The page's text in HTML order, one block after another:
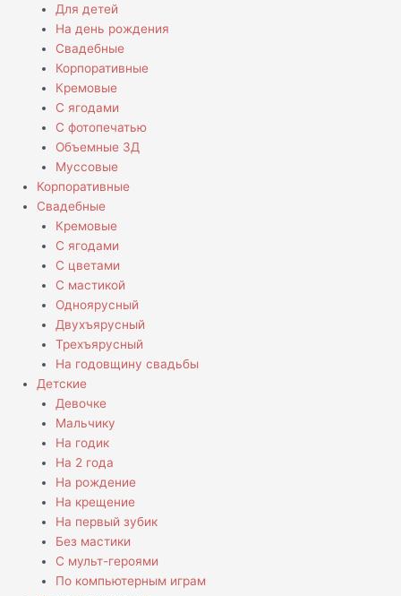
Для детей
На день рождения
Свадебные
Корпоративные
Кремовые
С ягодами
С фотопечатью
Объемные 3Д
Муссовые
Корпоративные
Свадебные
Кремовые
С ягодами
С цветами
С мастикой
Одноярусный
Двухъярусный
Трехъярусный
На годовщину свадьбы
Детские
Девочке
Мальчику
На годик
На 2 года
На рождение
На крещение
На первый зубик
Без мастики
С мульт-героями
По компьютерным играм